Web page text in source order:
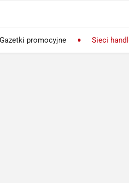
Gazetki promocyjne Sieci